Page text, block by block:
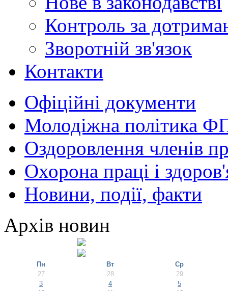
Контроль за
Зворотній зв'язок
Контакти
Офіційні документи
Молодіжна політика
Оздоровлення членів
Охорона праці і
Новини, події, факти
Архів новин
Пн Вт
Ср
27
28
29
3
4
5